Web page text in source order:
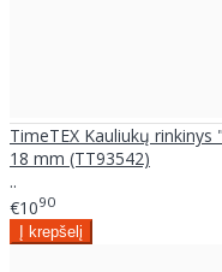
TimeTEX Kauliukų
18 mm (TT93542)
..
€1090